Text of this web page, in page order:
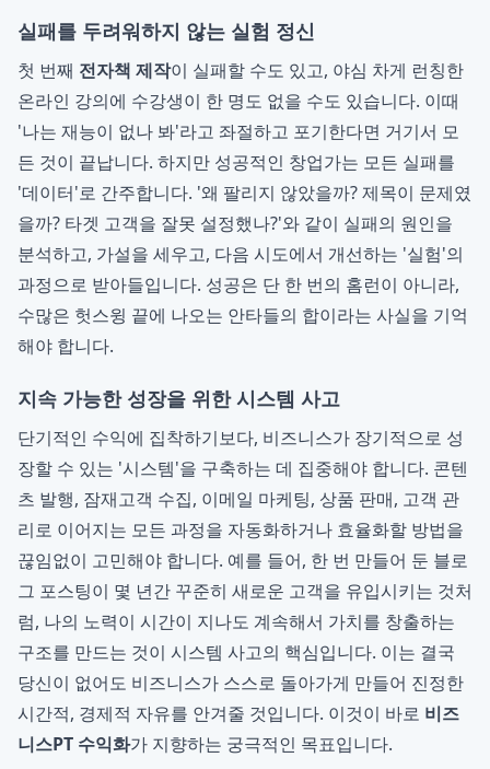
실패를 두려워하지 않는 실험 정신
첫 번째 전자책 제작이 실패할 수도 있고, 야심 차게 런칭한
온라인 강의에 수강생이 한 명도 없을 수도 있습니다. 이때
'나는 재능이 없나 봐'라고 좌절하고 포기한다면 거기서 모
든 것이 끝납니다. 하지만 성공적인 창업가는 모든 실패를
'데이터'로 간주합니다. '왜 팔리지 않았을까? 제목이 문제였
을까? 타겟 고객을 잘못 설정했나?'와 같이 실패의 원인을
분석하고, 가설을 세우고, 다음 시도에서 개선하는 '실험'의
과정으로 받아들입니다. 성공은 단 한 번의 홈런이 아니라,
수많은 헛스윙 끝에 나오는 안타들의 합이라는 사실을 기억
해야 합니다.
지속 가능한 성장을 위한 시스템 사고
단기적인 수익에 집착하기보다, 비즈니스가 장기적으로 성
장할 수 있는 '시스템'을 구축하는 데 집중해야 합니다. 콘텐
츠 발행, 잠재고객 수집, 이메일 마케팅, 상품 판매, 고객 관
리로 이어지는 모든 과정을 자동화하거나 효율화할 방법을
끊임없이 고민해야 합니다. 예를 들어, 한 번 만들어 둔 블로
그 포스팅이 몇 년간 꾸준히 새로운 고객을 유입시키는 것처
럼, 나의 노력이 시간이 지나도 계속해서 가치를 창출하는
구조를 만드는 것이 시스템 사고의 핵심입니다. 이는 결국
당신이 없어도 비즈니스가 스스로 돌아가게 만들어 진정한
시간적, 경제적 자유를 안겨줄 것입니다. 이것이 바로 비즈
니스PT 수익화가 지향하는 궁극적인 목표입니다.